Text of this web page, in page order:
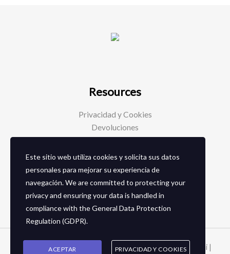
Resources
Privacidad y Cookies
Devoluciones
Social Media
Facebook
Instagram
Copyright © 2026 Zapaterias en granada - Calzados toñi |
Este sitio web utiliza cookies y solicita sus datos
personales para mejorar su experiencia de
navegación. We are committed to protecting your
privacy and ensuring your data is handled in
compliance with theGeneral Data Protection
Regulation (GDPR).
ACEPTAR PRIVACIDAD Y COOKIES